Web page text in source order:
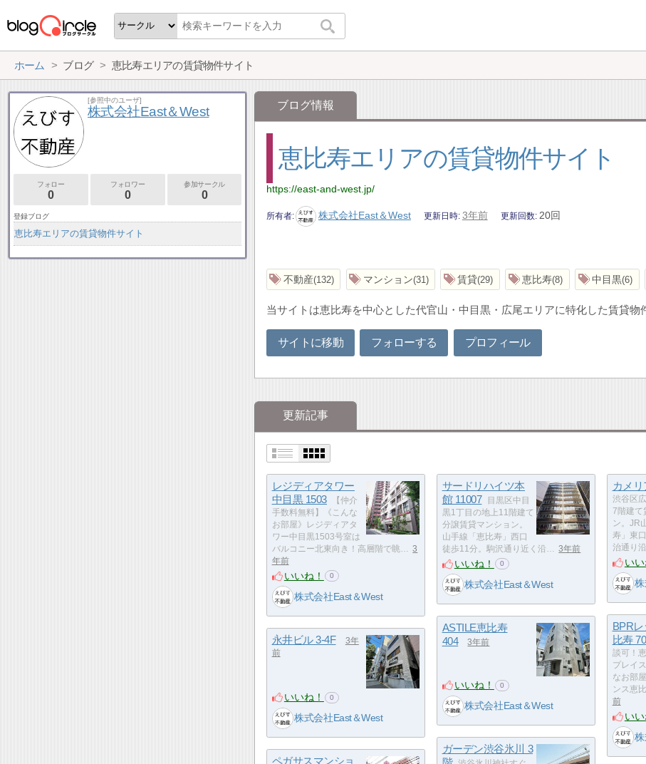
ホーム ブログ 恵比寿エリアの賃貸物件サイト
ブログ情報
恵比寿エリアの賃貸物件サイト
https://east-and-west.jp/
所有者 株式会社East＆West 更新日時 3年前 更新回数 20回
不動産 132 マンション 31 賃貸 29 恵比寿 8 中目黒 6
当サイトは恵比寿を中心とした代官山・中目黒・広尾エリアに特化した賃貸物
サイトに移動 フォローする プロフィール
更新記事
レジディアタワー
中目黒 1503
【仲介
手数料無料】《こんな
お部屋》レジディアタ
ワー中目黒1503号室は
バルコニー北東向き！高層階で眺… 3
年前
いいね！ 0
株式会社East＆West
サードリハイツ本
館 11007
目黒区中目
黒1丁目の地上11階建て
分譲賃貸マンション。
山手線「恵比寿」西口
徒歩11分。駒沢通り近く沿… 3年前
いいね！ 0
株式会社East＆West
カメ
渋谷区
7階建て
ン。JR
寿」東
治通り
いい
BPR
比寿
談可！
プレイ
なお部
ンス恵
前
いい
ASTILE恵比寿
404
3年前
いいね！ 0
株式会社East＆West
永井ビル 3-4F
3年
前
いいね！ 0
株式会社East＆West
ガーデン渋谷氷川 3
ペガサスマンショ
[参照中のユーザ]
株式会社East＆West
フォロー
0
フォロワー
0
参加サークル
0
登録ブログ
恵比寿エリアの賃貸物件サイト